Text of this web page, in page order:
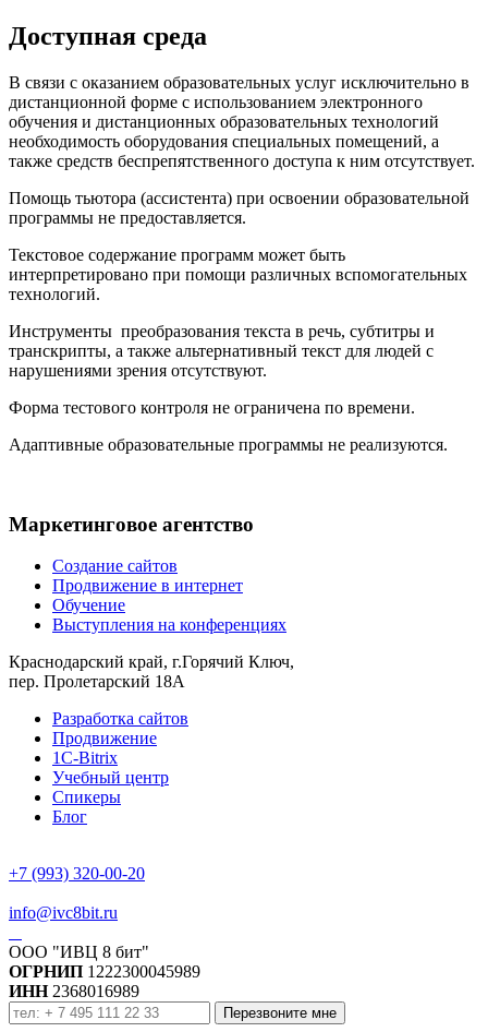
Доступная среда
В связи с оказанием образовательных услуг исключительно в
дистанционной форме с использованием электронного
обучения и дистанционных образовательных технологий
необходимость оборудования специальных помещений, а
также средств беспрепятственного доступа к ним отсутствует.
Помощь тьютора (ассистента) при освоении образовательной
программы не предоставляется.
Текстовое содержание программ может быть
интерпретировано при помощи различных вспомогательных
технологий.
Инструменты преобразования текста в речь, субтитры и
транскрипты, а также альтернативный текст для людей с
нарушениями зрения отсутствуют.
Форма тестового контроля не ограничена по времени.
Адаптивные образовательные программы не реализуются.
Маркетинговое агентство
Создание сайтов
Продвижение в интернет
Обучение
Выступления на конференциях
Краснодарский край, г.Горячий Ключ,
пер. Пролетарский 18А
Разработка сайтов
Продвижение
1С-Bitrix
Учебный центр
Спикеры
Блог
+7 (993) 320-00-20
info@ivc8bit.ru
ООО "ИВЦ 8 бит"
ОГРНИП 1222300045989
ИНН 2368016989
Перезвоните мне